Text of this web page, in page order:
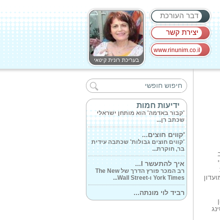
דבר העורכת
יצירת קשר
www.rinunim.co.il
ידיעות חמות
מיכל לוזון...
'ראיתי את הבן שלי שוכב בתוך
שלולית של...
'קבור באדמה'...
'קבור באדמה' הוא מותחן ישראלי
שכתב רן...
'קווים חוצים...
'קווים חוצים גבולות' שכתבה עידית
בר, חוקרת...
איך להתעשר I...
רב המכר פורץ הדרך של The New
York Times ו-Wall Street...
רביד לוי מונתה...
רביד לוי מגיעה ל'כרמל' עם ניסיון
ו-5 מתעמלי המועדון
בלסינג